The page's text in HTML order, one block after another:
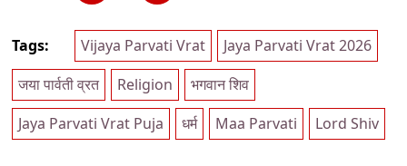
Tags: Vijaya Parvati Vrat
Jaya Parvati Vrat 2026
जया पार्वती व्रत
Religion
भगवान शिव
Jaya Parvati Vrat Puja
धर्म Maa Parvati Lord Shiv